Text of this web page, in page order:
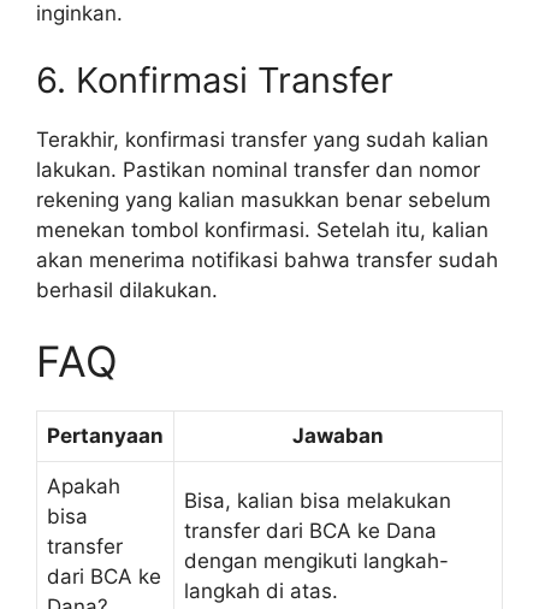
inginkan.
6. Konfirmasi Transfer
Terakhir, konfirmasi transfer yang sudah kalian
lakukan. Pastikan nominal transfer dan nomor
rekening yang kalian masukkan benar sebelum
menekan tombol konfirmasi. Setelah itu, kalian
akan menerima notifikasi bahwa transfer sudah
berhasil dilakukan.
FAQ
Pertanyaan Jawaban
Apakah
bisa
transfer
dari BCA ke
Bisa, kalian bisa melakukan
transfer dari BCA ke Dana
dengan mengikuti langkah-
langkah di atas.